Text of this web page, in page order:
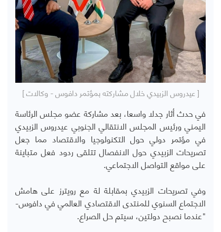
[ عيدروس الزبيدي خلال مشاركته بمؤتمر دافوس - وكالات ]
في حدث أثار جدلا واسعا، بعد مشاركة عضو مجلس الرئاسة
اليمني ورئيس المجلس الانتقالي الجنوبي عيدروس الزبيدي
في مؤتمر دولي حول التكنولوجيا والاقتصاد مما جعل
تصريحات الزبيدي حول الانفصال تتلقى ردود فعل متباينة
على مواقع التواصل الاجتماعي.
وفي تصريحات الزبيدي بمقابلة لة مع رويترز على هامش
الاجتماع السنوي للمنتدى الاقتصادي العالمي في دافوس-
"عندما نصبح دولتين، سيتم حل الصراع.